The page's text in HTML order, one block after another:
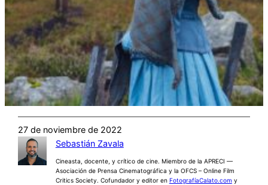
27 de noviembre de 2022
Sebastián Zavala
Cineasta, docente, y crítico de cine. Miembro de la APRECI —
Asociación de Prensa Cinematográfica y la OFCS – Online Film
Critics Society. Cofundador y editor en FotografíaCalato.com y